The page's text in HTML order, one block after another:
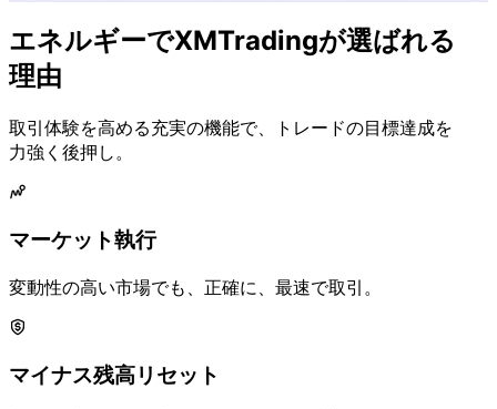
エネルギーでXMTradingが選ばれる
理由
取引体験を高める充実の機能で、 トレードの目標達成を
力強く 後押し。
マーケット執行
変動性の高い市場でも、 正確に、 最速で取引。
マイナス残高リセット